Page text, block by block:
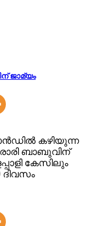
ജാമ്യം
കഴിയുന്ന
ബാബുവിന്
കേസിലും
ദിവസം